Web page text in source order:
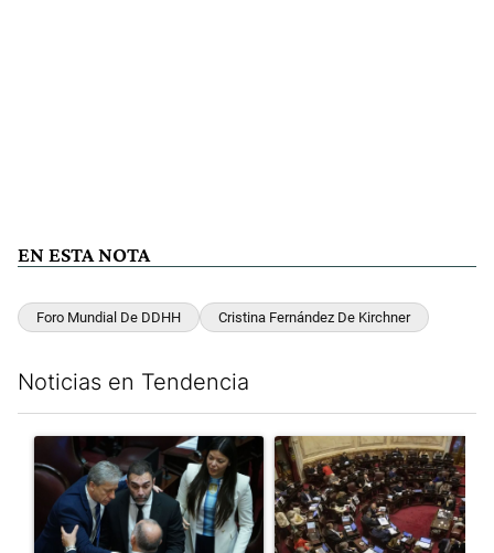
EN ESTA NOTA
Foro Mundial De DDHH Cristina Fernández De Kirchner
Noticias en Tendencia
Un artículo de tendencia con el título "Encuesta, mientras el
Un artículo de tendencia con